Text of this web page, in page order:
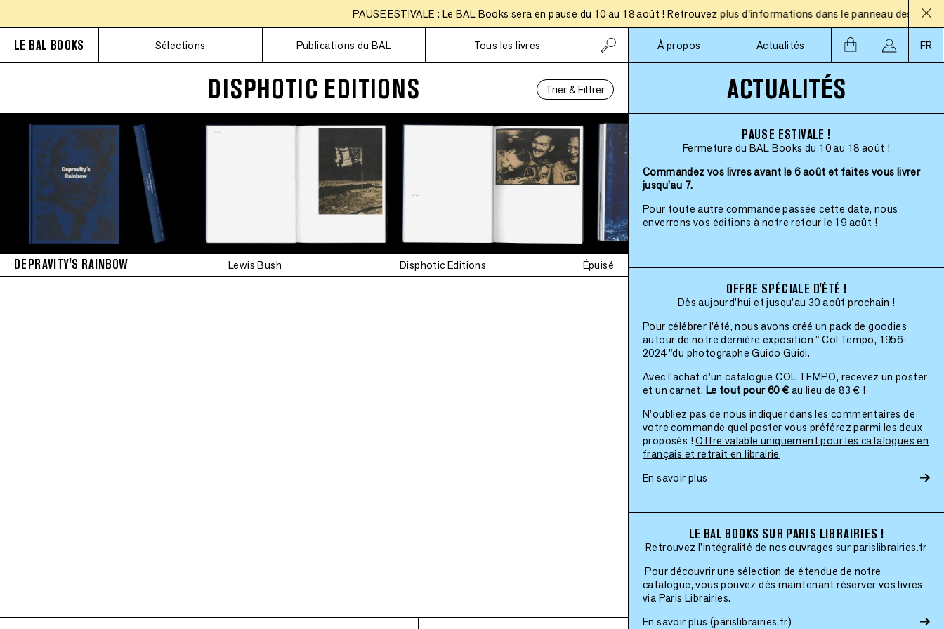
PAUSE ESTIVALE : Le BAL Books sera en pause du 10 au 18 août ! Retrouvez plus d'informations dans le panneau des
LE BAL BOOKS Sélections Publications du BAL Tous les livres
Abonnements
À propos
Actualités FR
DISPHOTIC EDITIONS Trier & Filtrer
DEPRAVITY'S RAINBOW Lewis Bush Disphotic Editions Épuisé
ACTUALITÉS
PAUSE ESTIVALE !
Fermeture du BAL Books du 10 au 18 août !
Commandez vos livres avant le 6 août et faites vous livrer
jusqu'au 7.
Pour toute autre commande passée cette date, nous
enverrons vos éditions à notre retour le 19 août !
OFFRE SPÉCIALE D'ÉTÉ !
Dès aujourd'hui et jusqu'au 30 août prochain !
Pour célébrer l’été, nous avons créé un pack de goodies
autour de notre dernière exposition " Col Tempo, 1956-
2024 "du photographe Guido Guidi.
Avec l’achat d’un catalogue COL TEMPO, recevez un poster
et un carnet. Le tout pour 60 € au lieu de 83 € !
N’oubliez pas de nous indiquer dans les commentaires de
votre commande quel poster vous préférez parmi les deux
proposés !Offre valable uniquement pour les catalogues en
français et retrait en librairie
En savoir plus
LE BAL BOOKS SUR PARIS LIBRAIRIES !
Retrouvez l'intégralité de nos ouvrages sur parislibrairies.fr
Pour découvrir une sélection de étendue de notre
catalogue, vous pouvez dès maintenant réserver vos livres
via Paris Librairies.
En savoir plus (parislibrairies.fr)